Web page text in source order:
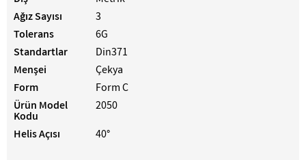
Ağız Sayısı
3
Tolerans
6G
Standartlar
Din371
Menşei
Çekya
Form
Form C
Ürün Model
Kodu
2050
Helis Açısı
40°